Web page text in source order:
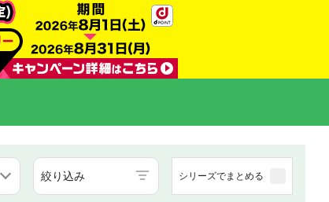
絞り込み シリーズでまとめる